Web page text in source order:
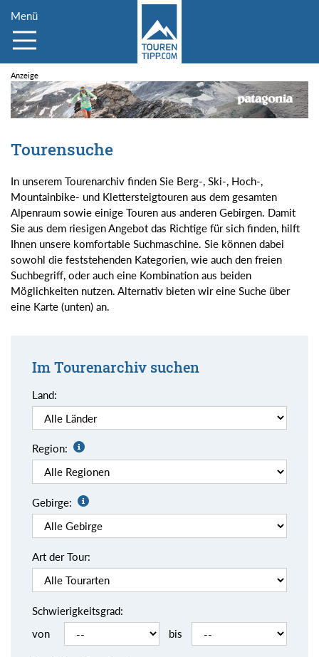
Menü
Tourensuche
In unserem Tourenarchiv finden Sie Berg-, Ski-, Hoch-,
Mountainbike- und Klettersteigtouren aus dem gesamten
Alpenraum sowie einige Touren aus anderen Gebirgen. Damit
Sie aus dem riesigen Angebot das Richtige für sich finden, hilft
Ihnen unsere komfortable Suchmaschine. Sie können dabei
sowohl die feststehenden Kategorien, wie auch den freien
Suchbegriff, oder auch eine Kombination aus beiden
Möglichkeiten nutzen. Alternativ bieten wir eine Suche über
eine Karte (unten) an.
Im Tourenarchiv suchen
Land:
Region:
Gebirge:
Art der Tour:
Schwierigkeitsgrad:
von
bis